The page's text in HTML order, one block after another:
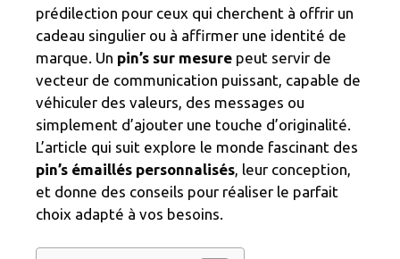
prédilection pour ceux qui cherchent à offrir un
cadeau singulier ou à affirmer une identité de
marque. Un pin’s sur mesure peut servir de
vecteur de communication puissant, capable de
véhiculer des valeurs, des messages ou
simplement d’ajouter une touche d’originalité.
L’article qui suit explore le monde fascinant des
pin’s émaillés personnalisés, leur conception,
et donne des conseils pour réaliser le parfait
choix adapté à vos besoins.